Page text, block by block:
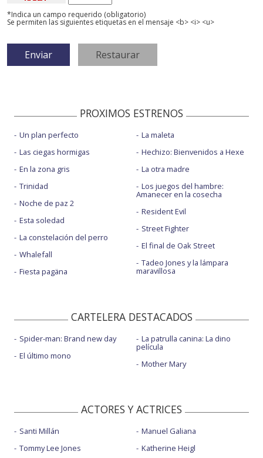
*Indica un campo requerido (obligatorio)
Se permiten las siguientes etiquetas en el mensaje <b> <i> <u>
PROXIMOS ESTRENOS
Un plan perfecto
Las ciegas hormigas
En la zona gris
Trinidad
Noche de paz 2
Esta soledad
La constelación del perro
Whalefall
Fiesta pagäna
La maleta
Hechizo: Bienvenidos a Hexe
La otra madre
Los juegos del hambre:
Amanecer en la cosecha
Resident Evil
Street Fighter
El final de Oak Street
Tadeo Jones y la lámpara
maravillosa
CARTELERA DESTACADOS
Spider-man: Brand new day
El último mono
La patrulla canina: La dino
película
Mother Mary
ACTORES Y ACTRICES
Santi Millán
Tommy Lee Jones
Manuel Galiana
Katherine Heigl